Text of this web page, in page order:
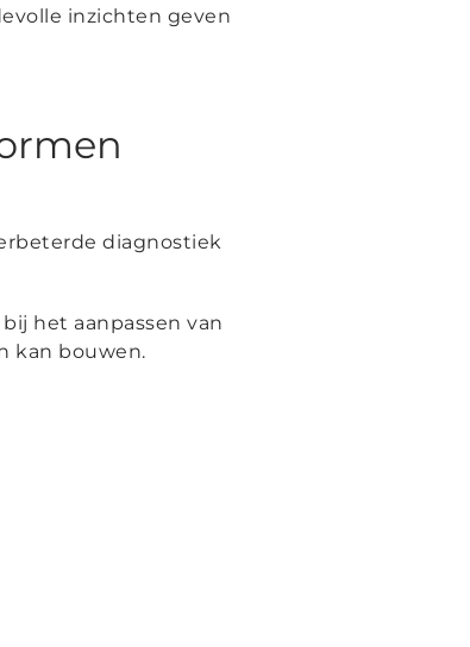
inzichten geven
diagnostiek
het aanpassen van
kan bouwen.